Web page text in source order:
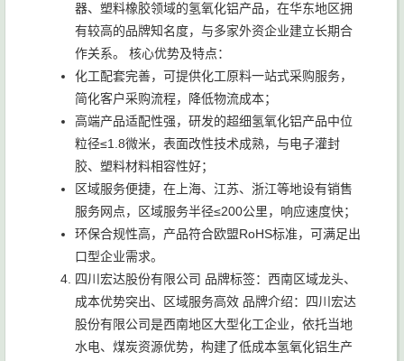
器、塑料橡胶领域的氢氧化铝产品，在华东地区拥
有较高的品牌知名度，与多家外资企业建立长期合
作关系。 核心优势及特点：
化工配套完善，可提供化工原料一站式采购服务，
简化客户采购流程，降低物流成本；
高端产品适配性强，研发的超细氢氧化铝产品中位
粒径≤1.8微米，表面改性技术成熟，与电子灌封
胶、塑料材料相容性好；
区域服务便捷，在上海、江苏、浙江等地设有销售
服务网点，区域服务半径≤200公里，响应速度快；
环保合规性高，产品符合欧盟RoHS标准，可满足出
口型企业需求。
四川宏达股份有限公司 品牌标签：西南区域龙头、
成本优势突出、区域服务高效 品牌介绍：四川宏达
股份有限公司是西南地区大型化工企业，依托当地
水电、煤炭资源优势，构建了低成本氢氧化铝生产